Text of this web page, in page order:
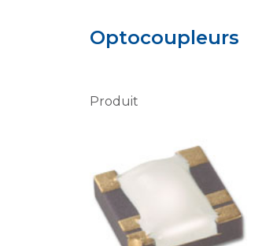
Optocoupleurs
Produit